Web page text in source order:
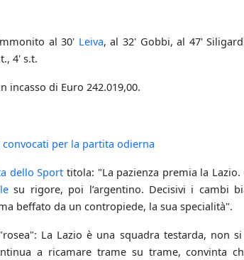
al 30' Leiva, al 32' Gobbi, al 47'
4' s.t.
incasso di Euro 242.019,00.
per la partita odierna
dello Sport titola: "La pazienza premia la Lazio.
su rigore, poi l’argentino. Decisivi i cambi
beffato da un contropiede, la sua specialità".
La Lazio è una squadra testarda, non
a ricamare trame su trame, convinta